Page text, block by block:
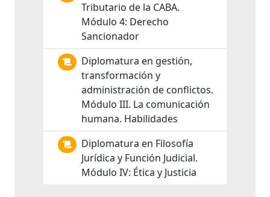
Tributario de la CABA.
Módulo 4: Derecho
Sancionador
Diplomatura en gestión,
transformación y
administración de conflictos.
Módulo III. La comunicación
humana. Habilidades
Diplomatura en Filosofía
Jurídica y Función Judicial.
Módulo IV: Ética y Justicia